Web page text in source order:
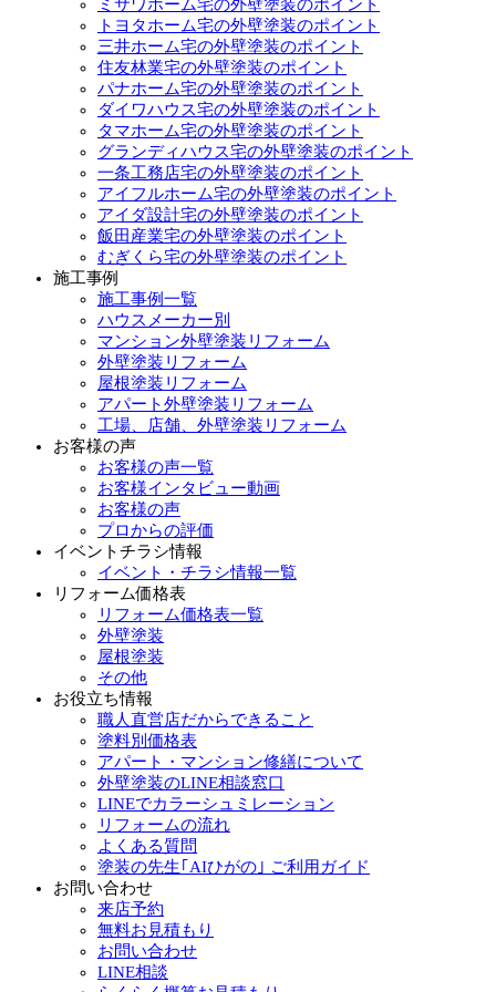
ミサワホーム宅の外壁塗装のポイント
トヨタホーム宅の外壁塗装のポイント
三井ホーム宅の外壁塗装のポイント
住友林業宅の外壁塗装のポイント
パナホーム宅の外壁塗装のポイント
ダイワハウス宅の外壁塗装のポイント
タマホーム宅の外壁塗装のポイント
グランディハウス宅の外壁塗装のポイント
一条工務店宅の外壁塗装のポイント
アイフルホーム宅の外壁塗装のポイント
アイダ設計宅の外壁塗装のポイント
飯田産業宅の外壁塗装のポイント
むぎくら宅の外壁塗装のポイント
施工事例
施工事例一覧
ハウスメーカー別
マンション外壁塗装リフォーム
外壁塗装リフォーム
屋根塗装リフォーム
アパート外壁塗装リフォーム
工場、店舗、外壁塗装リフォーム
お客様の声
お客様の声一覧
お客様インタビュー動画
お客様の声
プロからの評価
イベントチラシ情報
イベント・チラシ情報一覧
リフォーム価格表
リフォーム価格表一覧
外壁塗装
屋根塗装
その他
お役立ち情報
職人直営店だからできること
塗料別価格表
アパート・マンション修繕について
外壁塗装のLINE相談窓口
LINEでカラーシュミレーション
リフォームの流れ
よくある質問
塗装の先生｢AIひがの｣ ご利用ガイド
お問い合わせ
来店予約
無料お見積もり
お問い合わせ
LINE相談